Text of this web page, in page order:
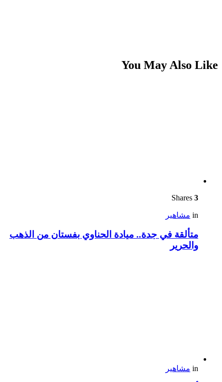
You May Also Like
3
in مشاهير
متألقة في جدة.. ميادة الحناوي بفستان من الذهب
والحرير
in مشاهير